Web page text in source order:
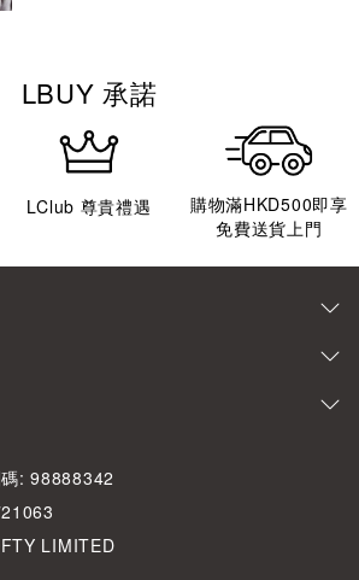
LBUY 承諾
LClub 尊貴禮遇
購物滿HKD500即享
免費送貨上門
: 98888342
LIMITED